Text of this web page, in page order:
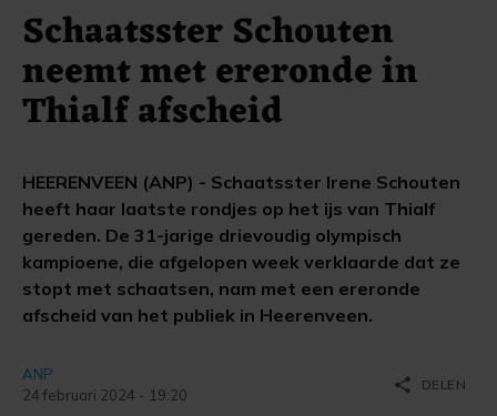
Schaatsster Schouten
neemt met ereronde in
Thialf afscheid
HEERENVEEN (ANP) - Schaatsster Irene Schouten
heeft haar laatste rondjes op het ijs van Thialf
gereden. De 31-jarige drievoudig olympisch
kampioene, die afgelopen week verklaarde dat ze
stopt met schaatsen, nam met een ereronde
afscheid van het publiek in Heerenveen.
ANP
24 februari 2024 - 19:20
share DELEN